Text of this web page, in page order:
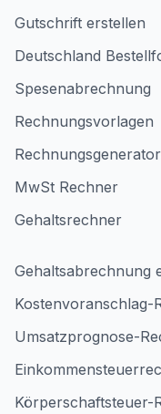
Gutschrift erstellen
Deutschland
Spesenabrechnung
Rechnungsvorlagen
MwSt Rechner
Gehaltsrechner
Gehaltsabrechnung
Kostenvoranschlag-
Umsatzprognose-
Körperschaftsteuer-